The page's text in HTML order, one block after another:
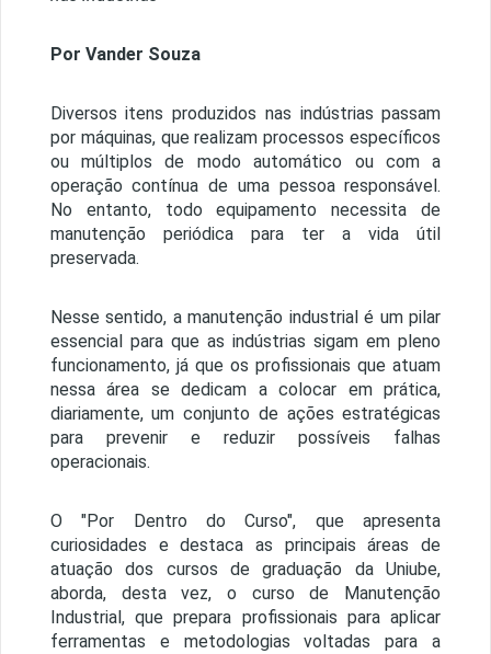
Por Vander Souza
Diversos itens produzidos nas indústrias passam
por máquinas, que realizam processos específicos
ou múltiplos de modo automático ou com a
operação contínua de uma pessoa responsável.
No entanto, todo equipamento necessita de
manutenção periódica para ter a vida útil
preservada.
Nesse sentido, a manutenção industrial é um pilar
essencial para que as indústrias sigam em pleno
funcionamento, já que os profissionais que atuam
nessa área se dedicam a colocar em prática,
diariamente, um conjunto de ações estratégicas
para prevenir e reduzir possíveis falhas
operacionais.
O "Por Dentro do Curso", que apresenta
curiosidades e destaca as principais áreas de
atuação dos cursos de graduação da Uniube,
aborda, desta vez, o curso de Manutenção
Industrial, que prepara profissionais para aplicar
ferramentas e metodologias voltadas para a